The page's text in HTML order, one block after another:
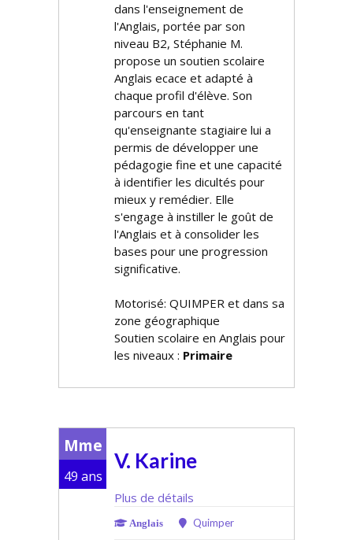
dans l'enseignement de
l'Anglais, portée par son
niveau B2, Stéphanie M.
propose un soutien scolaire
Anglais efficace et adapté à
chaque profil d'élève. Son
parcours en tant
qu'enseignante stagiaire lui a
permis de développer une
pédagogie fine et une capacité
à identifier les difficultés pour
mieux y remédier. Elle
s'engage à instiller le goût de
l'Anglais et à consolider les
bases pour une progression
significative.
Motorisé: QUIMPER et dans sa
zone géographique
Soutien scolaire en Anglais pour
les niveaux : Primaire
Mme
49 ans
V. Karine
Plus de détails
Anglais Quimper